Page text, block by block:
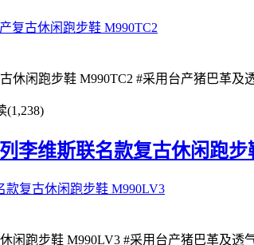
休闲跑步鞋 M990TC2 #采用台产猪巴革及
(1,238)
李维斯联名款复古休闲跑
闲跑步鞋 M990LV3 #采用台产猪巴革及透